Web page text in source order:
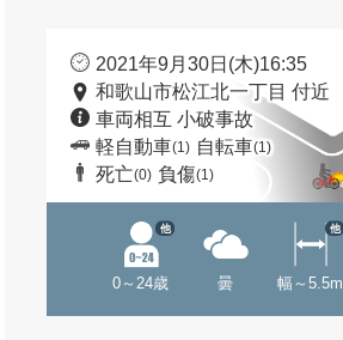
2021年9月30日(木)16:35
和歌山市松江北一丁目 付近
車両相互 小破事故
軽自動車(1) 自転車(1)
死亡(0) 負傷(1)
0～24歳
他
曇 幅～5.5m
他